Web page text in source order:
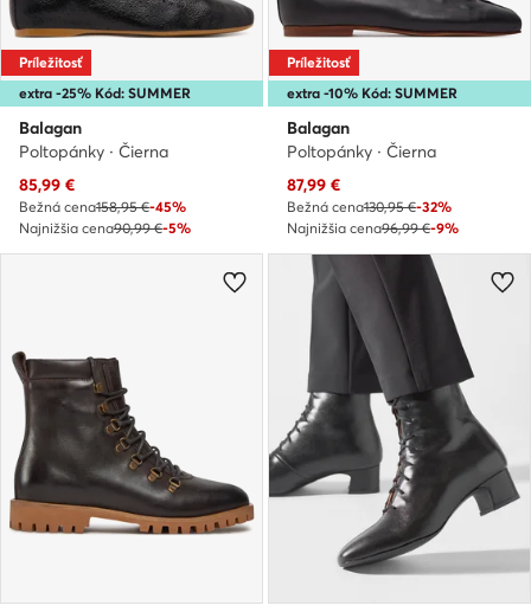
extra -25% Kód: SUMMER
Príležitosť
Balagan
Poltopánky · Čierna
Aktuálna cena
85,99 €
Bežná cena158,95 €-45%
Najnižšia cena90,99 €-5%
extra -10% Kód: SUMMER
Príležitosť
Balagan
Poltopánky · Čierna
Aktuálna cena
87,99 €
Bežná cena130,95 €-32%
Najnižšia cena96,99 €-9%